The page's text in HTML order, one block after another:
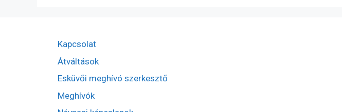
Kapcsolat
Átváltások
Esküvői meghívó szerkesztő
Meghívók